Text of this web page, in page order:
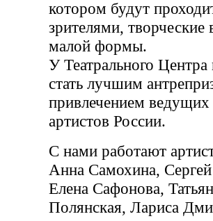
котором будут
зрителями, творческие
малой формы.
У Театрального
стать лучшим
привлечением
артистов России.
С нами работают
Анна Самохина,
Елена Сафонова,
Полянская, Лариса